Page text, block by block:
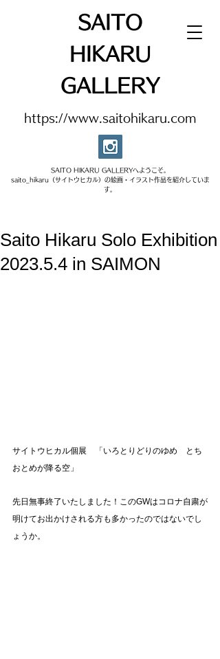
SAITO
HIKARU
GALLERY
SAITO HIKARU GALLERYへようこそ。​
saito_hikaru（サイトウヒカル）の絵画・イラスト作品を紹介していま
す。​
https://www.saitohikaru.com
Saito Hikaru Solo Exhibition
2023.5.4 in SAIMON
サイトウヒカル個展　「いろとりどりのゆめ　とち
おとめが降る空」
先日無事終了いたしました！このGWはコロナ自粛が
明けてお出かけされる方も多かったのではないでし
ょうか。